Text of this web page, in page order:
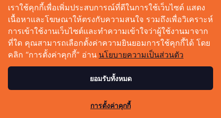
101 ทรู ดิจิทัล พาร์ค อาคาร กริฟฟิน ชั้น 14 ห้อง 1401
ถนนสุขุมวิท แขวงบางจาก เขตพระโขนง กรุงเทพมหานคร
10260
talentsauce@techsauce.co
02-001-5375
Copyright 2026 : Techsauce All rights reserved.
เราใช้คุกกี้เพื่อเพิ่มประสบการณ์ที่ดีในการใช้เว็บไซต์ แสดง
เนื้อหาและโฆษณาให้ตรงกับความสนใจ รวมถึงเพื่อวิเคราะห์
การเข้าใช้งานเว็บไซต์และทำความเข้าใจว่าผู้ใช้งานมาจาก
ที่ใด คุณสามารถเลือกตั้งค่าความยินยอมการใช้คุกกี้ได้ โดย
คลิก “การตั้งค่าคุกกี้” อ่าน นโยบายความเป็นส่วนตัว
ยอมรับทั้งหมด
การตั้งค่าคุกกี้